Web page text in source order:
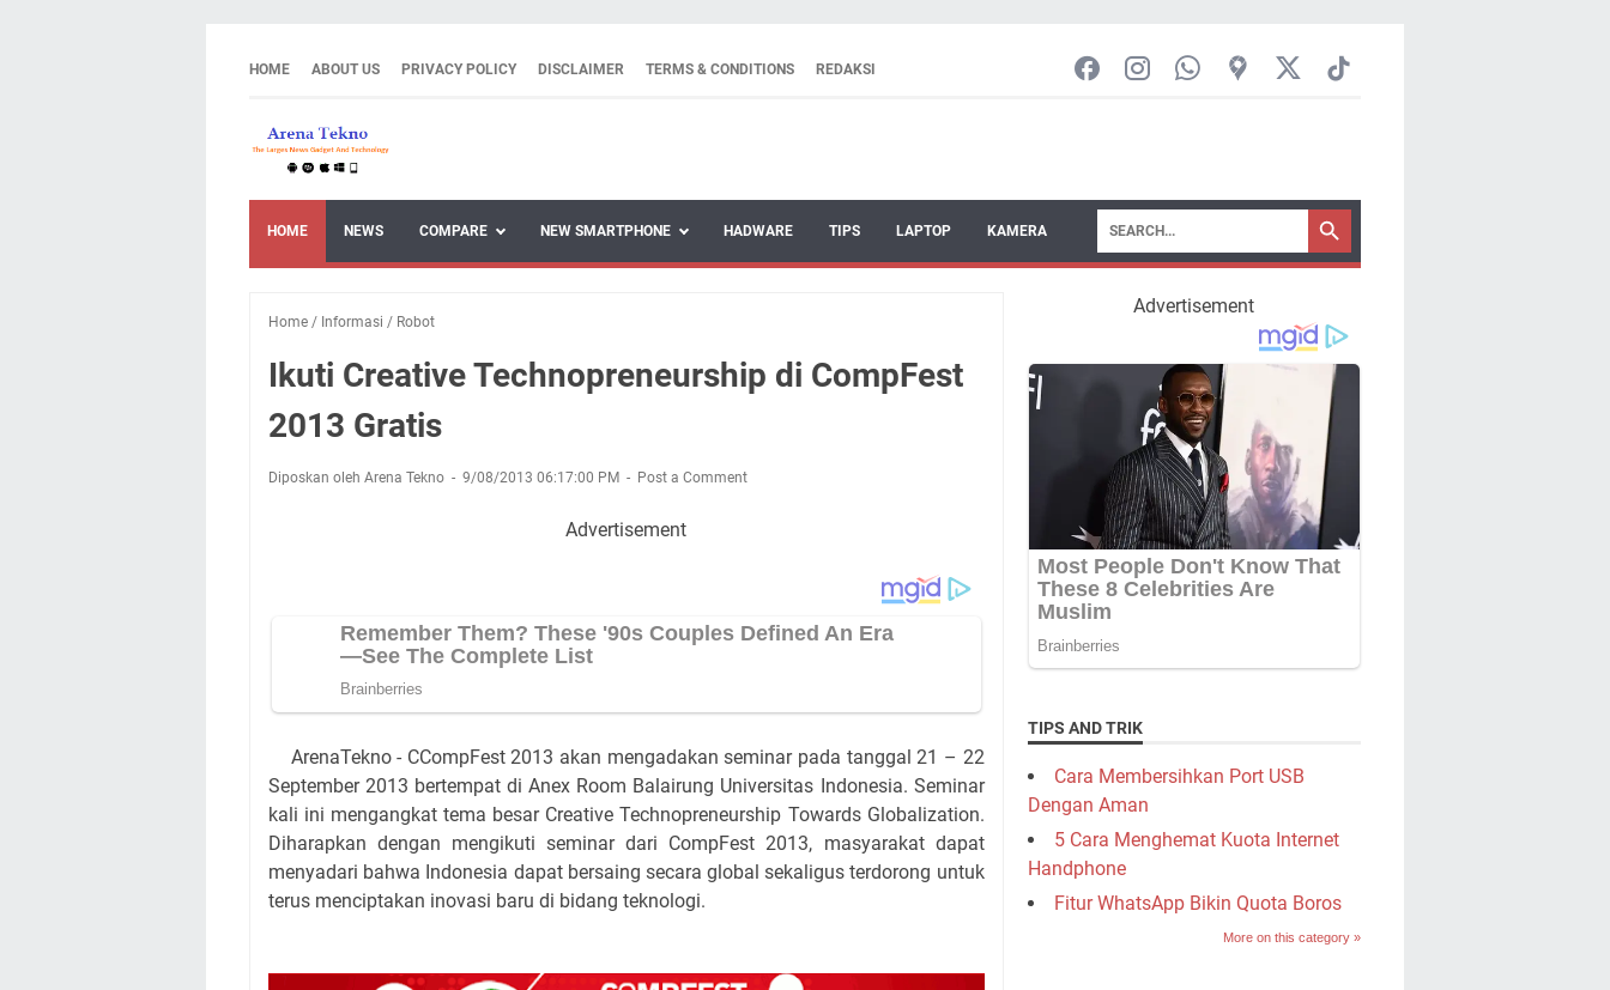
HOME ABOUT US PRIVACY POLICY DISCLAIMER TERMS & CONDITIONS REDAKSI
HOME NEWS COMPARE NEW SMARTPHONE HADWARE TIPS LAPTOP KAMERA
Home / Informasi / Robot
Ikuti Creative Technopreneurship di CompFest
2013 Gratis
Diposkan oleh Arena Tekno 9/08/2013 06:17:00 PM Post a Comment
Advertisement
ArenaTekno - CCompFest 2013 akan mengadakan seminar pada tanggal 21 – 22
September 2013 bertempat di Anex Room Balairung Universitas Indonesia. Seminar
kali ini mengangkat tema besar Creative Technopreneurship Towards Globalization.
Diharapkan dengan mengikuti seminar dari CompFest 2013, masyarakat dapat
menyadari bahwa Indonesia dapat bersaing secara global sekaligus terdorong untuk
terus menciptakan inovasi baru di bidang teknologi.
Advertisement
TIPS AND TRIK
Cara Membersihkan Port USB
Dengan Aman
5 Cara Menghemat Kuota Internet
Handphone
Fitur WhatsApp Bikin Quota Boros
More on this category »